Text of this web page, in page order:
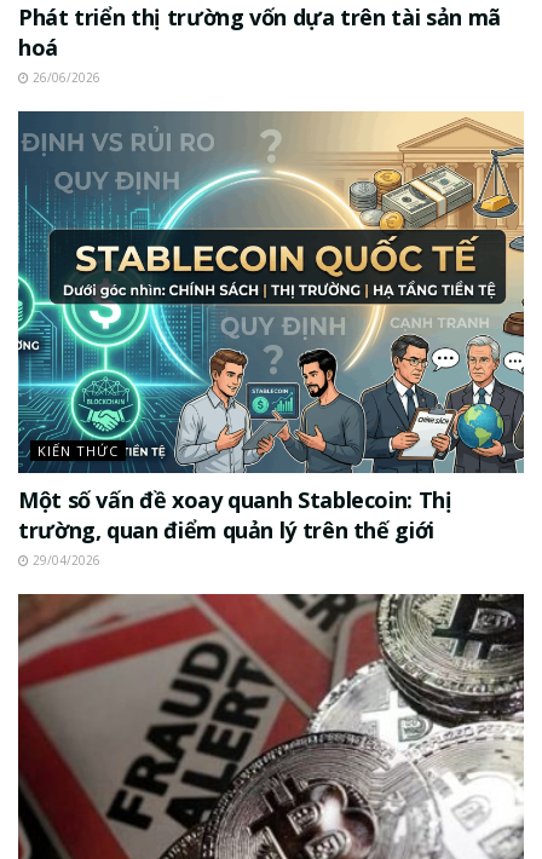
Phát triển thị trường vốn dựa trên tài sản mã
hoá
26/06/2026
KIẾN THỨC
Một số vấn đề xoay quanh Stablecoin: Thị
trường, quan điểm quản lý trên thế giới
29/04/2026